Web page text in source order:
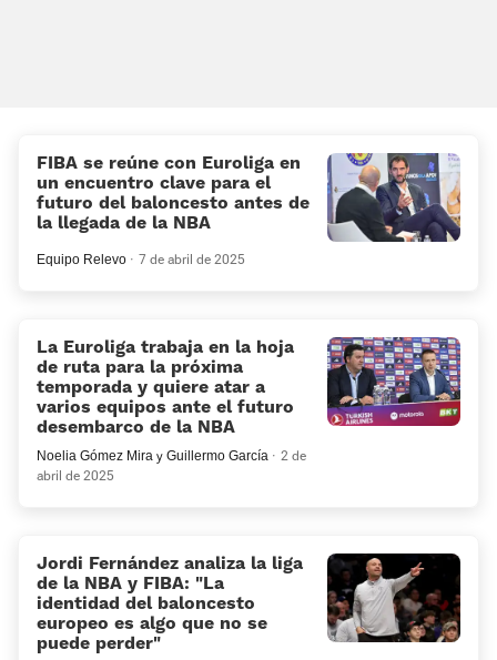
FIBA se reúne con Euroliga en
un encuentro clave para el
futuro del baloncesto antes de
la llegada de la NBA
Equipo Relevo 7 de abril de 2025
La Euroliga trabaja en la hoja
de ruta para la próxima
temporada y quiere atar a
varios equipos ante el futuro
desembarco de la NBA
Noelia Gómez Mira y Guillermo García
2 de
abril de 2025
Jordi Fernández analiza la liga
de la NBA y FIBA: «La
identidad del baloncesto
europeo es algo que no se
puede perder»